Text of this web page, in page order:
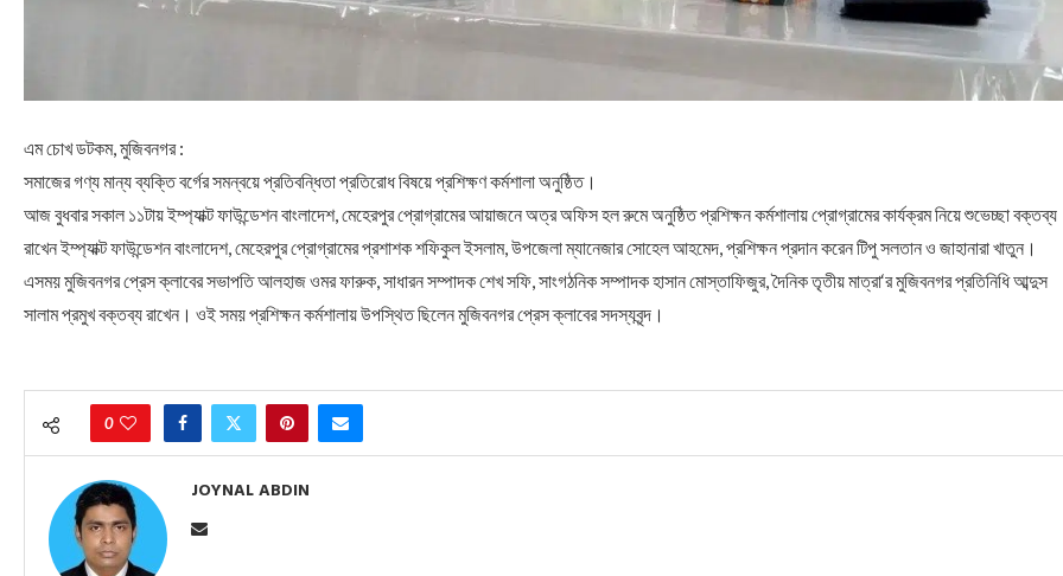
এম চোখ ডটকম, মুজিবনগর :
সমাজের গণ্য মান্য ব্যক্তি বর্গের সমন্বয়ে প্রতিবন্ধিতা প্রতিরোধ বিষয়ে প্রশিক্ষণ কর্মশালা অনুষ্ঠিত।
আজ বুধবার সকাল ১১টায় ইম্প্যাক্ট ফাউন্ডেশন বাংলাদেশ, মেহেরপুর প্রোগ্রামের আয়াজনে অত্র অফিস হল রুমে অনুষ্ঠিত প্রশিক্ষন কর্মশালায় প্রোগ্রামের কার্যক্রম নিয়ে শুভেচ্ছা বক্তব্য
রাখেন ইম্প্যাক্ট ফাউন্ডেশন বাংলাদেশ, মেহেরপুর প্রোগ্রামের প্রশাশক শফিকুল ইসলাম, উপজেলা ম্যানেজার সোহেল আহমেদ, প্রশিক্ষন প্রদান করেন টিপু সলতান ও জাহানারা খাতুন।
এসময় মুজিবনগর প্রেস ক্লাবের সভাপতি আলহাজ ওমর ফারুক, সাধারন সম্পাদক শেখ সফি, সাংগঠনিক সম্পাদক হাসান মোস্তাফিজুর, দৈনিক তৃতীয় মাত্রা‘র মুজিবনগর প্রতিনিধি আব্দুস
সালাম প্রমুখ বক্তব্য রাখেন। ওই সময় প্রশিক্ষন কর্মশালায় উপস্থিত ছিলেন মুজিবনগর প্রেস ক্লাবের সদস্যবৃন্দ।
0
JOYNAL ABDIN